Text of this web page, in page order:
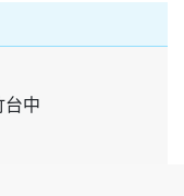
台中